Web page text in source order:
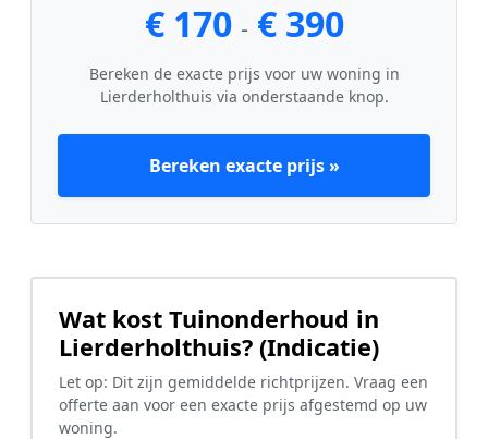
€ 170 - € 390
Bereken de exacte prijs voor uw woning in
Lierderholthuis via onderstaande knop.
Bereken exacte prijs »
Wat kost Tuinonderhoud in
Lierderholthuis? (Indicatie)
Let op: Dit zijn gemiddelde richtprijzen. Vraag een
offerte aan voor een exacte prijs afgestemd op uw
woning.